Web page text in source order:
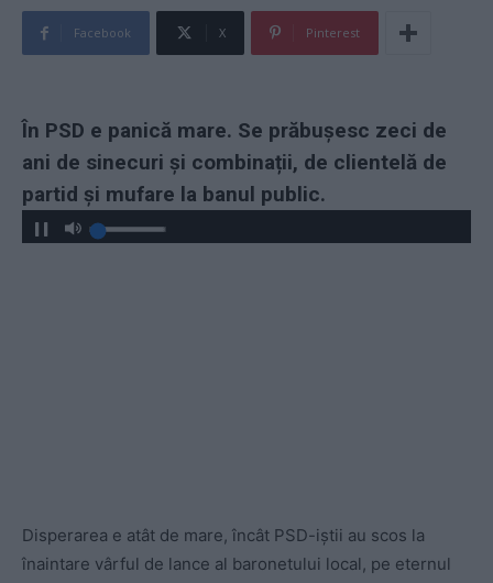
Facebook X Pinterest
În PSD e panică mare. Se prăbușesc zeci de
ani de sinecuri și combinații, de clientelă de
partid și mufare la banul public.
Disperarea e atât de mare, încât PSD-iștii au scos la
înaintare vârful de lance al baronetului local, pe eternul